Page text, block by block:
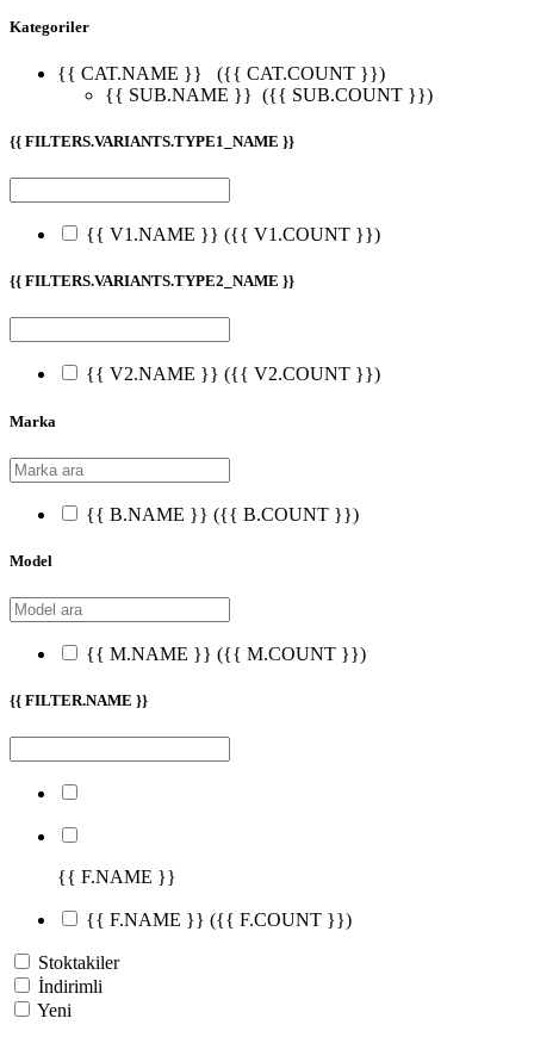
Kategoriler
{{ CAT.NAME }}
({{ CAT.COUNT }})
{{ SUB.NAME }} ({{ SUB.COUNT }})
{{ FILTERS.VARIANTS.TYPE1_NAME }}
{{ V1.NAME }} ({{ V1.COUNT }})
{{ FILTERS.VARIANTS.TYPE2_NAME }}
{{ V2.NAME }} ({{ V2.COUNT }})
Marka
{{ B.NAME }} ({{ B.COUNT }})
Model
{{ M.NAME }} ({{ M.COUNT }})
{{ FILTER.NAME }}
{{ F.NAME }}
{{ F.NAME }} ({{ F.COUNT }})
Stoktakiler
İndirimli
Yeni